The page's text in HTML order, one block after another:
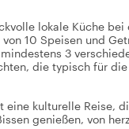
lokale Küche
10 Speisen und
3
die typisch für
eine kulturelle Reise,
genießen, von